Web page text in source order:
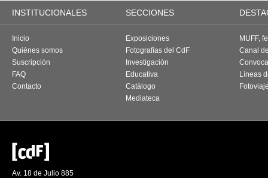
INSTITUCIONALES SECCIONES
Inicio
Quiénes somos
Suscripción
FAQ
Contacto
Exposiciones
Fotografías del CdF
Investigación
Educativa
Catálogo
Mediateca
MUFF,
Canal
Líneas
Av. 18 de Julio 885